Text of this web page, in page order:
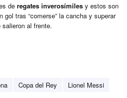
de regates inverosímiles y estos son
tras “comerse” la cancha y superar
al frente.
Copa del Rey Lionel Messi